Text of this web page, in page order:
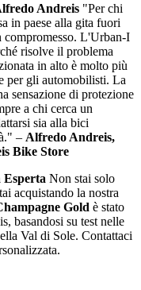
Andreis "Per chi
in paese alla gita fuori
compromesso. L'Urban-I
risolve il problema
in alto è molto più
per gli automobilisti. La
sensazione di protezione
a chi cerca un
sia alla bici
– Alfredo Andreis,
Bike Store
Esperta Non stai solo
acquistando la nostra
Gold è stato
basandosi su test nelle
Val di Sole. Contattaci